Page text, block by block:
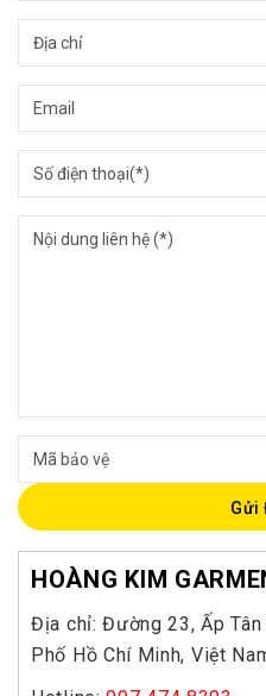
Gửi
HOÀNG KIM
Địa chỉ: Đường 23, Ấp Tân
Phố Hồ Chí Minh, Việt